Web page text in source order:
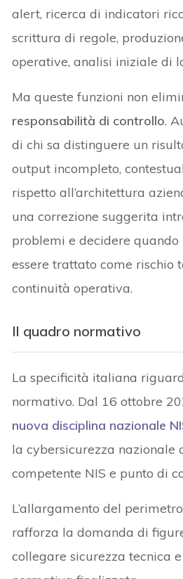
alert, ricerca di indicatori
scrittura di regole,
operative, analisi iniziale di
Ma queste funzioni non
responsabilità di controllo.
di chi sa distinguere un
output incompleto,
rispetto all’architettura
una correzione suggerita
problemi e decidere quando
essere trattato come rischio
continuità operativa.
Il quadro normativo
La specificità italiana
normativo. Dal 16 ottobre
nuova disciplina nazionale
la cybersicurezza nazionale
competente NIS e punto di
L’allargamento del
rafforza la domanda di
collegare sicurezza tecnica e